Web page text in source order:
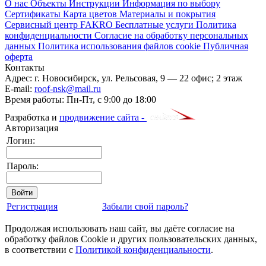
О нас Объекты Инструкции Информация по выбору
Сертификаты Карта цветов Материалы и покрытия
Сервисный центр FAKRO Бесплатные услуги Политика
конфиденциальности Согласие на обработку персональных
данных Политика использования файлов cookie Публичная
оферта
Контакты
Адрес: г. Новосибирск, ул. Рельсовая, 9 — 22 офис; 2 этаж
E-mail: roof-nsk@mail.ru
Время работы: Пн-Пт, с 9:00 до 18:00
Разработка и продвижение сайта -
Авторизация
Логин:
Пароль:
Регистрация Забыли свой пароль?
Продолжая использовать наш сайт, вы даёте согласие на
обработку файлов Cookie и других пользовательских данных,
в соответствии с Политикой конфиденциальности.